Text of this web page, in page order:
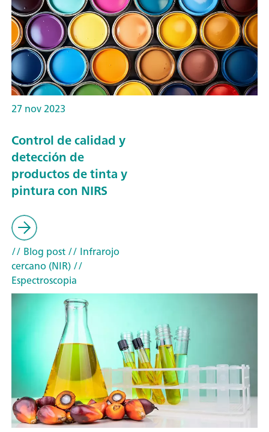
27 nov 2023
Control de calidad y
detección de
productos de tinta y
pintura con NIRS
// Blog post// Infrarojo
cercano (NIR)//
Espectroscopia